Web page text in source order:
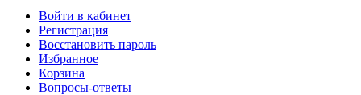
Войти в кабинет
Регистрация
Восстановить пароль
Избранное
Корзина
Вопросы-ответы